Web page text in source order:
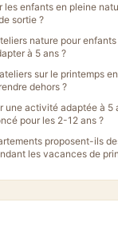
les enfants en pleine
sortie ?
nature pour
à 5 ans ?
sur le printemps
dehors ?
une activité adaptée à 5
pour les 2-12 ans ?
proposent-ils
les vacances de